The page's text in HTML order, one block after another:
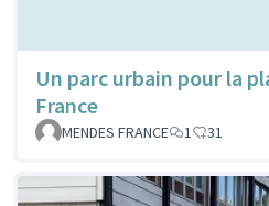
Un parc urbain pour la
France
MENDES FRANCE 1 31